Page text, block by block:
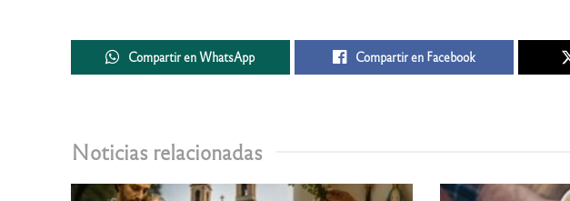
Compartir en WhatsApp Compartir en Facebook
Noticias relacionadas